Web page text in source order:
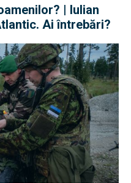
| Iulian
Ai întrebări?